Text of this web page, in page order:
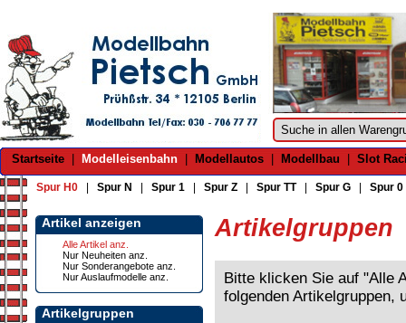
Startseite Modelleisenbahn Modellautos Modellbau Slot
Spur H0 Spur N Spur 1 Spur Z Spur TT| Spur G Spur 0
Artikel anzeigen
Alle Artikel anz.
Nur Neuheiten anz.
Nur Sonderangebote anz.
Nur Auslaufmodelle anz.
Artikelgruppen
Artikelgruppen
Bitte klicken Sie auf "Alle
folgenden Artikelgruppen,